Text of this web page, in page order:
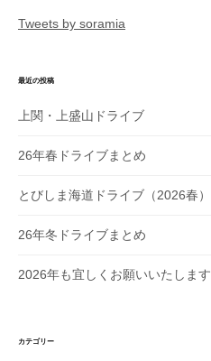
Tweets by soramia
最近の投稿
上関・上盛山ドライブ
26年春ドライブまとめ
とびしま海道ドライブ（2026春）
26年冬ドライブまとめ
2026年も宜しくお願いいたします
カテゴリー